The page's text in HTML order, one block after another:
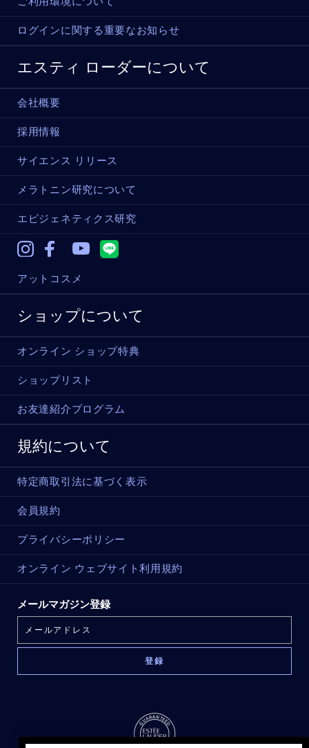
ログインに関する重要なお知らせ
エスティ ローダーについて
会社概要
採用情報
サイエンス リリース
メラトニン研究について
エピジェネティクス研究
InstagramFacebook
アットコスメ
ショップについて
オンライン ショップ特典
ショップリスト
お友達紹介プログラム
規約について
特定商取引法に基づく表示
会員規約
プライバシーポリシー
オンライン ウェブサイト利用規約
メールマガジン登録